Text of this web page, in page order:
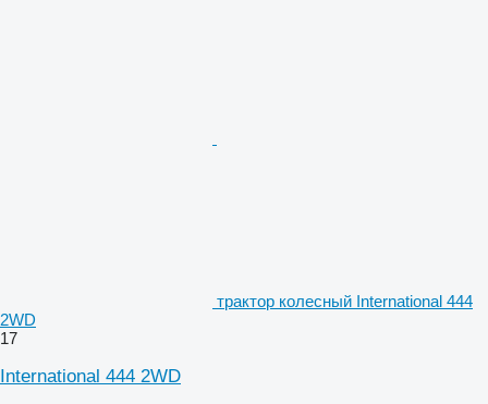
трактор колесный International 444
2WD
17
International 444 2WD